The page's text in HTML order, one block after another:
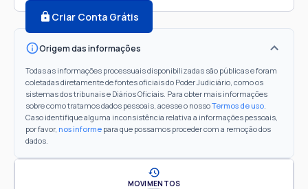
Criar Conta Grátis
Origem das informações
Todas as informações processuais disponibilizadas são públicas e foram
coletadas diretamente de fontes oficiais do Poder Judiciário, como os
sistemas dos tribunais e Diários Oficiais. Para obter mais informações
sobre como tratamos dados pessoais, acesse o nossoTermos de uso.
Caso identifique alguma inconsistência relativa a informações pessoais,
por favor, nos informe para que possamos proceder com a remoção dos
dados.
MOVIMENTOS